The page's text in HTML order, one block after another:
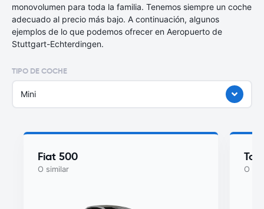
monovolumen para toda la familia. Tenemos siempre un coche
adecuado al precio más bajo. A continuación, algunos
ejemplos de lo que podemos ofrecer en Aeropuerto de
Stuttgart-Echterdingen.
TIPO DE COCHE
Mini
Fiat 500
O similar O